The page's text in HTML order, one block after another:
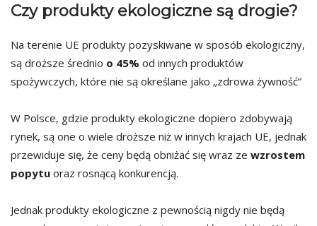
Czy produkty ekologiczne są drogie?
Na terenie UE produkty pozyskiwane w sposób ekologiczny,
są droższe średnio o 45% od innych produktów
spożywczych, które nie są określane jako „zdrowa żywność”
W Polsce, gdzie produkty ekologiczne dopiero zdobywają
rynek, są one o wiele droższe niż w innych krajach UE, jednak
przewiduje się, że ceny będą obniżać się wraz ze wzrostem
popytu oraz rosnącą konkurencją.
Jednak produkty ekologiczne z pewnością nigdy nie będą